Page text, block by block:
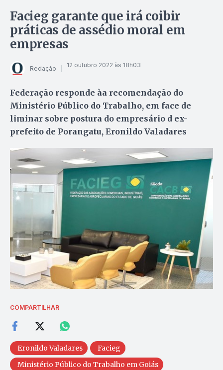
Facieg garante que irá coibir
práticas de assédio moral em
empresas
Redação 12 outubro 2022 às 18h03
Federação responde àa recomendação do
Ministério Público do Trabalho, em face de
liminar sobre postura do empresário d ex-
prefeito de Porangatu, Eronildo Valadares
COMPARTILHAR
Eronildo Valadares
Facieg
Ministério Público do Trabalho em Goiás